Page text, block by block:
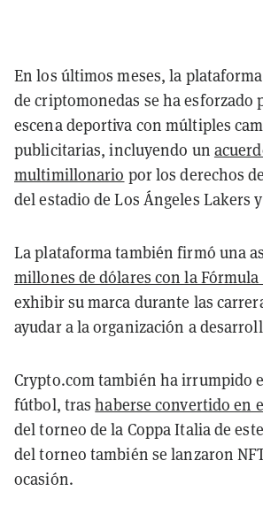
En los últimos meses, la
de criptomonedas se ha esforzado
escena deportiva con múltiples
publicitarias, incluyendo un
multimillonario por los derechos
del estadio de Los Ángeles Lakers
La plataforma también firmó una
millones de dólares con la Fórmula
exhibir su marca durante las
ayudar a la organización a
Crypto.com también ha irrumpido
fútbol, trashaberse convertido en
del torneo de la Coppa Italia de
del torneo también se lanzaron
ocasión.